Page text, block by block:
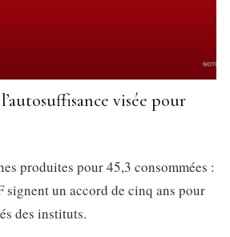
visée pour
produites pour 45,3 consommées :
signent un accord de cinq ans pour
des instituts.